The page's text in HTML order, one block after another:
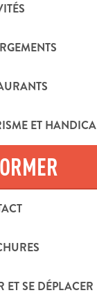
ET
ET SE DÉPLACER